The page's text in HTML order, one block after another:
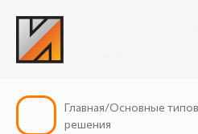
Главная/Основные
решения